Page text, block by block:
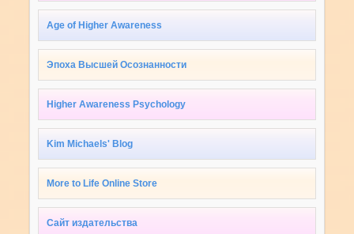
Age of Higher Awareness
Эпоха Высшей Осознанности
Higher Awareness Psychology
Kim Michaels' Blog
More to Life Online Store
Сайт издательства